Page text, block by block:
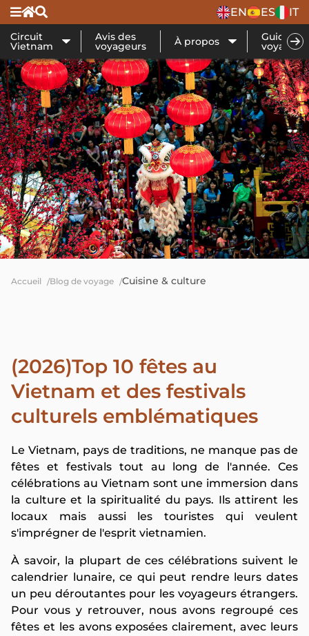
EN ES IT
Circuit
Vietnam
Avis des
voyageurs À propos Guide de
voyage
Accueil Blog de voyage Cuisine & culture
(2026)Top 10 fêtes au
Vietnam et des festivals
culturels emblématiques
Le Vietnam, pays de traditions, ne manque pas de
fêtes et festivals tout au long de l'année. Ces
célébrations au Vietnam sont une immersion dans
la culture et la spiritualité du pays. Ils attirent les
locaux mais aussi les touristes qui veulent
s'imprégner de l'esprit vietnamien.
À savoir, la plupart de ces célébrations suivent le
calendrier lunaire, ce qui peut rendre leurs dates
un peu déroutantes pour les voyageurs étrangers.
Pour vous y retrouver, nous avons regroupé ces
fêtes et les avons exposées clairement, avec leurs